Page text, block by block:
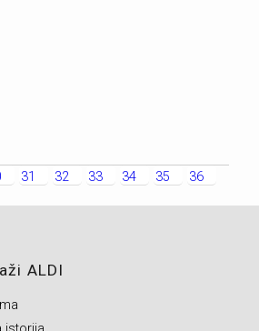
31 32 33 34 35
36
ALDI